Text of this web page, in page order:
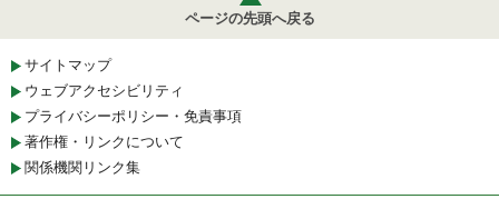
ページの先頭へ戻る
サイトマップ
ウェブアクセシビリティ
プライバシーポリシー・免責事項
著作権・リンクについて
関係機関リンク集